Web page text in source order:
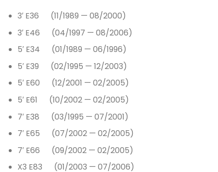
3′ E36 (11/1989 — 08/2000)
3′ E46 (04/1997 — 08/2006)
5′ E34 (01/1989 — 06/1996)
5′ E39 (02/1995 — 12/2003)
5′ E60 (12/2001 — 02/2005)
5′ E61 (10/2002 — 02/2005)
7′ E38 (03/1995 — 07/2001)
7′ E65 (07/2002 — 02/2005)
7′ E66 (09/2002 — 02/2005)
X3 E83 (01/2003 — 07/2006)